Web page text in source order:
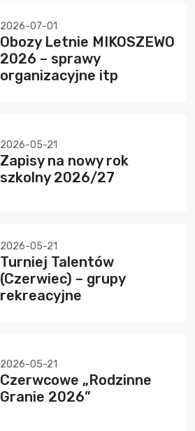
2026-07-01
Obozy Letnie MIKOSZEWO
2026 – sprawy
organizacyjne itp
2026-05-21
Zapisy na nowy rok
szkolny 2026/27
2026-05-21
Turniej Talentów
(Czerwiec) – grupy
rekreacyjne
2026-05-21
Czerwcowe „Rodzinne
Granie 2026”